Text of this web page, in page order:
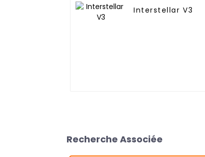
Interstellar V3
Recherche Associée